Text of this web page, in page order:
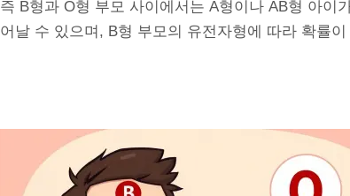
즉 B형과 O형 부모 사이에서는 A형이나 AB형 아이
어날 수 있으며, B형 부모의 유전자형에 따라 확률